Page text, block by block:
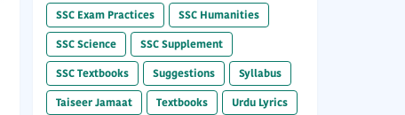
SSC Exam Practices
SSC Humanities
SSC Science
SSC Supplement
SSC Textbooks
Suggestions
Syllabus
Taiseer Jamaat
Textbooks
Urdu Lyrics